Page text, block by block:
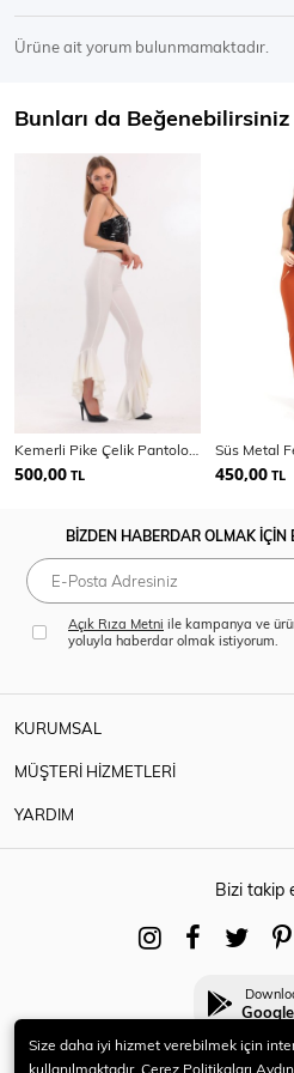
Ürüne ait yorum bulunmamaktadır.
Bunları da Beğenebilirsiniz
Kemerli Pike Çelik Pantolon | Pnt32698
500,00 TL 450,00 TL
BİZDEN HABERDAR OLMAK İÇİN
Açık Rıza Metni ile kampanya ve
yoluyla haberdar olmak istiyorum.
KURUMSAL
MÜŞTERİ HİZMETLERİ
YARDIM
Bizi takip
Size daha iyi hizmet verebilmek için
kullanılmaktadır. Çerez Politikaları